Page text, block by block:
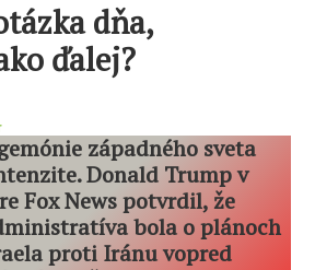
dňa,
ďalej?
západného sveta
Donald Trump v
Fox News potvrdil, že
bola o plánoch
proti Iránu vopred